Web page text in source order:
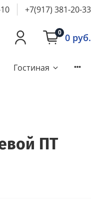
+7(917) 381-20-33
0 0 руб.
Гостиная
ПТ